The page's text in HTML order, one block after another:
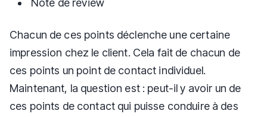
Note de review
Chacun de ces points déclenche une certaine
impression chez le client. Cela fait de chacun de
ces points un point de contact individuel.
Maintenant, la question est : peut-il y avoir un de
ces points de contact qui puisse conduire à des